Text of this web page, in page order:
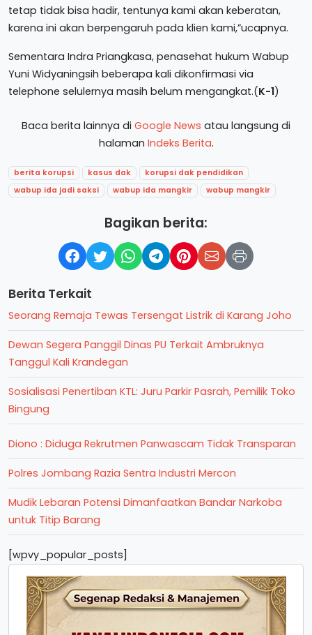
tetap tidak bisa hadir, tentunya kami akan keberatan,
karena ini akan berpengaruh pada klien kami,”ucapnya.
Sementara Indra Priangkasa, penasehat hukum Wabup
Yuni Widyaningsih beberapa kali dikonfirmasi via
telephone selulernya masih belum mengangkat.(K-1)
Baca berita lainnya di Google News atau langsung di
halaman Indeks Berita.
berita korupsi kasus dak
korupsi dak pendidikan
wabup ida jadi saksi
wabup ida mangkir wabup mangkir
Bagikan berita:
Berita Terkait
Seorang Remaja Tewas Tersengat Listrik di Karang Joho
Dewan Segera Panggil Dinas PU Terkait Ambruknya
Tanggul Kali Krandegan
Sosialisasi Penertiban KTL: Juru Parkir Pasrah, Pemilik Toko
Bingung
Diono : Diduga Rekrutmen Panwascam Tidak Transparan
Polres Jombang Razia Sentra Industri Mercon
Mudik Lebaran Potensi Dimanfaatkan Bandar Narkoba
untuk Titip Barang
[wpvy_popular_posts]